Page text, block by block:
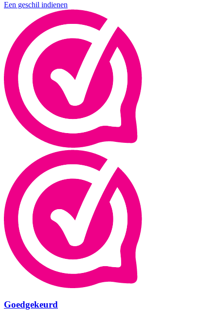
Een geschil indienen
Goedgekeurd